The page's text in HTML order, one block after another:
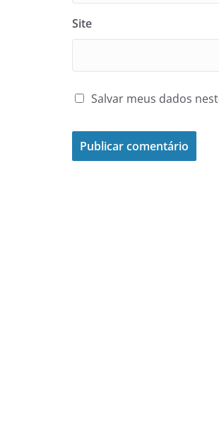
Site
Salvar meus dados